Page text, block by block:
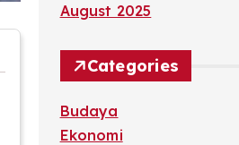
August 2025
Categories
Budaya
Ekonomi